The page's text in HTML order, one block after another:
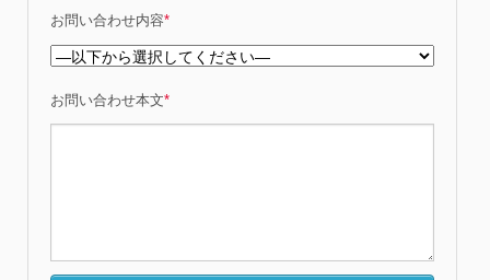
お問い合わせ内容*
お問い合わせ本文*